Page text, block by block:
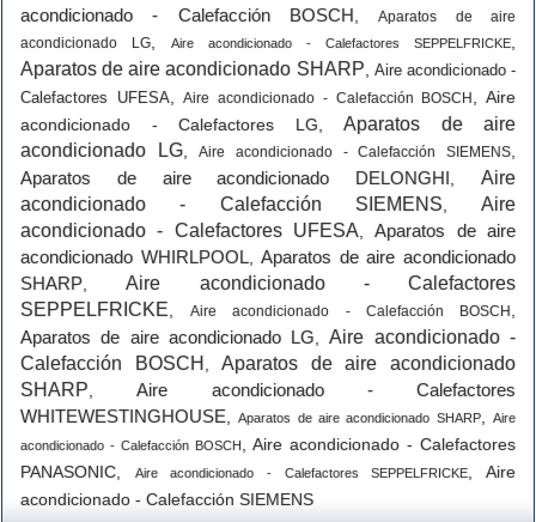
acondicionado - Calefacción BOSCH ,Aparatos de aire
acondicionado LG
Aire acondicionado - Calefactores SEPPELFRICKE
Aparatos de aire acondicionado SHARP Aire acondicionado -
Calefactores UFESA,Aire acondicionado - Calefacción BOSCH ,Aire
acondicionado - Calefactores LG
Aparatos de aire
acondicionado LG,Aire acondicionado - Calefacción SIEMENS
Aparatos de aire acondicionado DELONGHI ,Aire
acondicionado - Calefacción SIEMENS
Aire
acondicionado - Calefactores UFESA ,Aparatos de aire
acondicionado WHIRLPOOL,Aparatos de aire acondicionado
SHARP ,Aire acondicionado - Calefactores
SEPPELFRICKE ,Aire acondicionado - Calefacción BOSCH
Aparatos de aire acondicionado LG ,Aire acondicionado -
Calefacción BOSCH
,Aparatos de aire acondicionado
SHARP ,Aire acondicionado - Calefactores
WHITEWESTINGHOUSE ,Aparatos de aire acondicionado SHARP,Aire
acondicionado - Calefacción BOSCH
Aire acondicionado - Calefactores
PANASONIC
Aire acondicionado - Calefactores SEPPELFRICKE ,Aire
acondicionado - Calefacción SIEMENS